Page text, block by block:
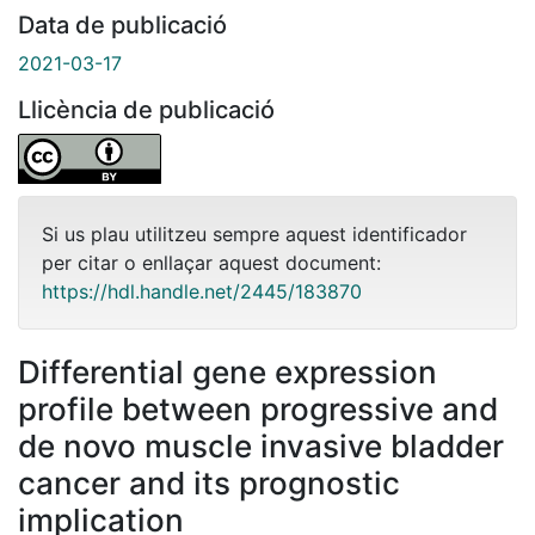
Data de publicació
2021-03-17
Llicència de publicació
Si us plau utilitzeu sempre aquest identificador
per citar o enllaçar aquest document:
https://hdl.handle.net/2445/183870
Differential gene expression
profile between progressive and
de novo muscle invasive bladder
cancer and its prognostic
implication